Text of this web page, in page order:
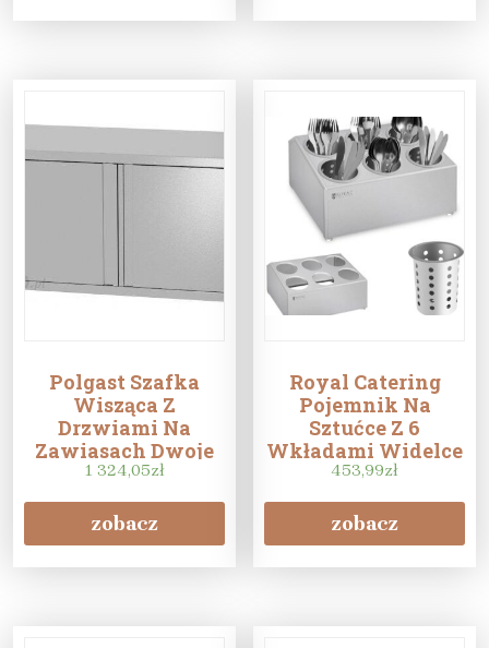
Polgast Szafka
Wisząca Z
Drzwiami Na
Zawiasach Dwoje
Drzwi 1000
400X600Mm 310104-
2
1 324,05zł
zobacz
Royal Catering
Pojemnik Na
Sztućce Z 6
Wkładami Widelce
Łyżki Noże Ze Stali
Nierdzewnej
453,99zł
zobacz